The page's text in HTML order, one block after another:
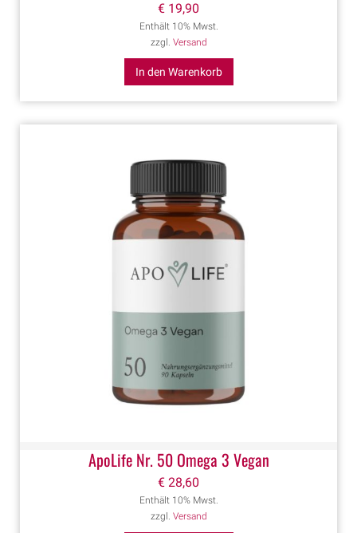
€ 19,90
Enthält 10% Mwst.
zzgl. Versand
In den Warenkorb
ApoLife Nr. 50 Omega 3 Vegan
€ 28,60
Enthält 10% Mwst.
zzgl. Versand